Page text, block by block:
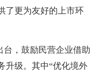
了更为友好的上市环
台，鼓励民营企业借助
升级。其中“优化境外